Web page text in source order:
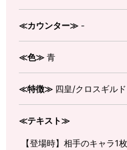
≪カウンター≫ -
≪色≫ 青
≪特徴≫ 四皇/クロスギルド
≪テキスト≫
【登場時】相手のキャラ1